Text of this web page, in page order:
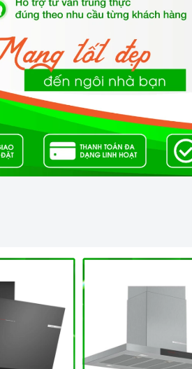
bắt lửa như rèm cửa, giấy,...
hành lò.
Best?
cung cấp sản phẩm chính hãng 100%,
sử dụng, lắp đặt, chế độ bảo hành
trải nghiệm tuyệt vời và không gặp
sắm và sử dụng sản phẩm.